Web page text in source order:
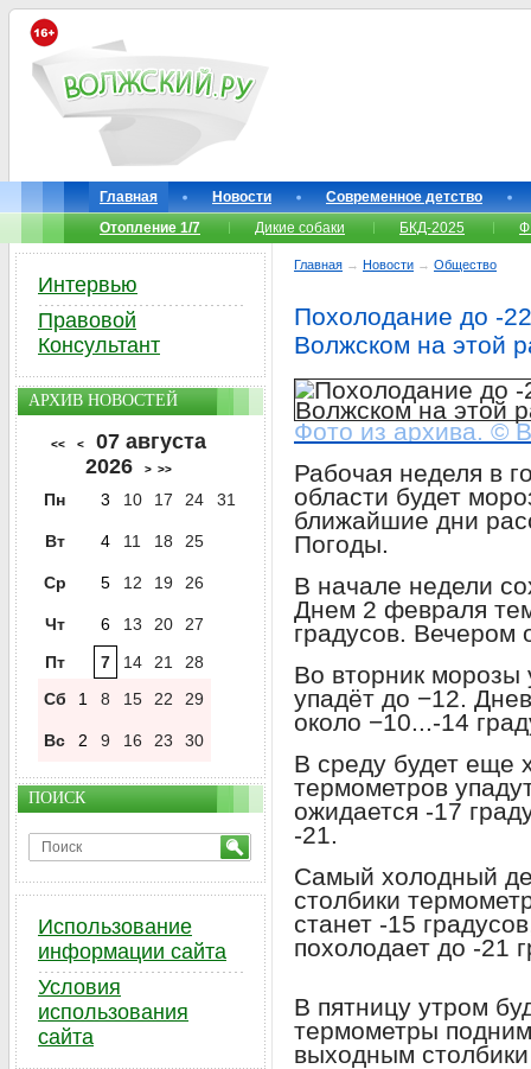
Главная Новости
Современное детство
Отопление 1/7
Дикие собаки БКД-2025
Главная → Новости → Общество
Похолодание до -
Волжском на этой
Фото из архива. ©
Рабочая неделя в
области будет
ближайшие дни
Погоды.
В начале недели
Днем 2 февраля
градусов. Вечером
Во вторник морозы
упадёт до −12.
около −10...-14
В среду будет еще
термометров
ожидается -17
-21.
Самый холодный
столбики
станет -15
похолодает до -21
В пятницу утром
термометры
выходным
Интервью
Правовой
Консультант
АРХИВ НОВОСТЕЙ
<< <
07 августа
2026
> >>
Пн 3 10 17 24 31
Вт 4 11 18 25
Ср 5 12 19 26
Чт 6 13 20
27
Пт
7 14 21
28
Сб
1 8 15 22 29
Вс 2 9 16 23 30
ПОИСК
Использование
информации сайта
Условия
использования
сайта